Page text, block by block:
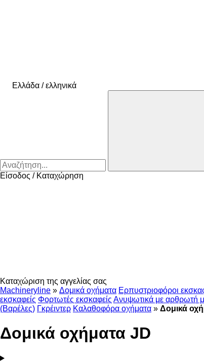
Ελλάδα / ελληνικά
Είσοδος / Καταχώρηση
Καταχώριση της αγγελίας σας
Machineryline » Δομικά οχήματα Ερπυστριοφόροι
εκσκαφείς Φορτωτές εκσκαφείς Ανυψωτικά με αρθρωτή
(Βαρέλες) Γκρέιντερ Καλαθοφόρα οχήματα » Δομικά
Δομικά οχήματα JD